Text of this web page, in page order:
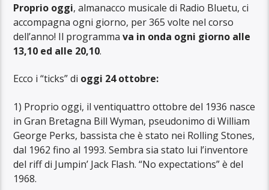
Proprio oggi, almanacco musicale di Radio Bluetu, ci
accompagna ogni giorno, per 365 volte nel corso
dell’anno! Il programma va in onda ogni giorno alle
13,10 ed alle 20,10.
Ecco i “ticks” di oggi 24 ottobre:
1) Proprio oggi, il ventiquattro ottobre del 1936 nasce
in Gran Bretagna Bill Wyman, pseudonimo di William
George Perks, bassista che è stato nei Rolling Stones,
dal 1962 fino al 1993. Sembra sia stato lui l’inventore
del riff di Jumpin’ Jack Flash. “No expectations” è del
1968.